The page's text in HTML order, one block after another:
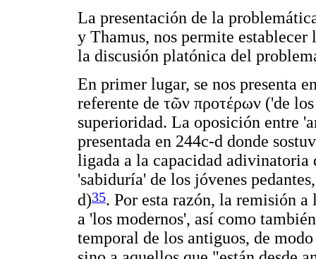
La presentación de la
y Thamus, nos permite
la discusión platónica del
En primer lugar, se nos presenta
referente de τῶν προτέρων ('de
superioridad. La oposición entre
presentada en 244c-d donde
ligada a la capacidad adivinatoria
'sabiduría' de los jóvenes
d)35. Por esta razón, la remisión
a 'los modernos', así como
temporal de los antiguos, de